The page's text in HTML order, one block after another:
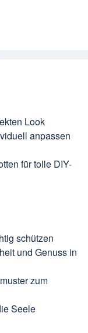
Look
anpassen
für tolle DIY-
schützen
und Genuss in
zum
Seele